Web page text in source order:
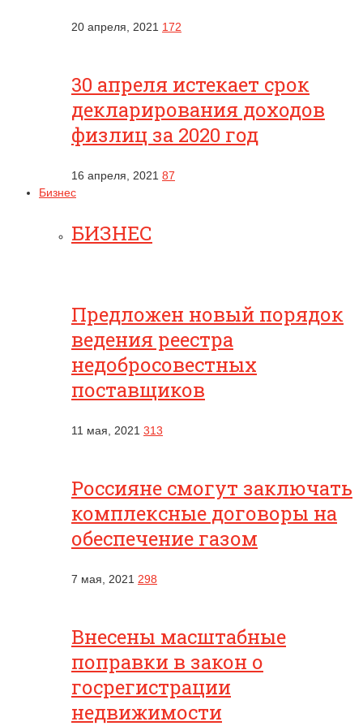
20 апреля, 2021 172
30 апреля истекает срок
декларирования доходов
физлиц за 2020 год
16 апреля, 2021 87
Бизнес
БИЗНЕС
Предложен новый порядок
ведения реестра
недобросовестных
поставщиков
11 мая, 2021 313
Россияне смогут заключать
комплексные договоры на
обеспечение газом
7 мая, 2021 298
Внесены масштабные
поправки в закон о
госрегистрации
недвижимости